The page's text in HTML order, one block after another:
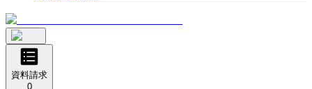
資料請求
0